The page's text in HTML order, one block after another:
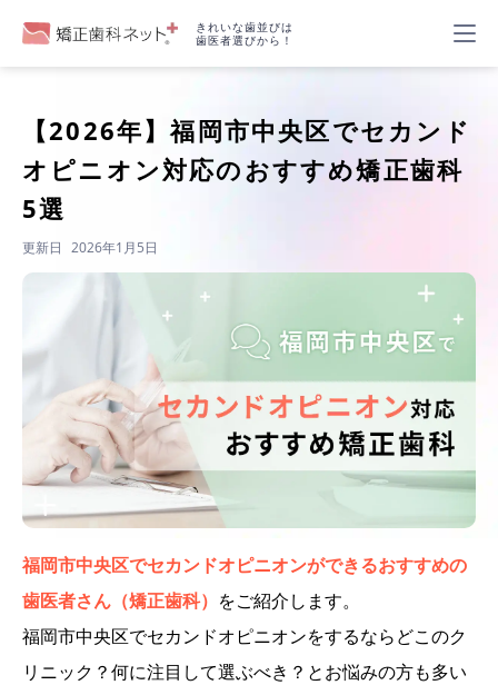
きれいな歯並びは
歯医者選びから！
【2026年】福岡市中央区でセカンド
オピニオン対応のおすすめ矯正歯科
5選
更新日 2026年1月5日
福岡市中央区でセカンドオピニオンができるおすすめの
歯医者さん（矯正歯科） をご紹介します。
福岡市中央区でセカンドオピニオンをするならどこのク
リニック？何に注目して選ぶべき？とお悩みの方も多い